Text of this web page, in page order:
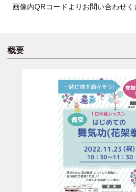
画像内QRコードよりお問い合わせく
概要